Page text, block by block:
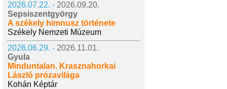
2026.07.22. - 2026.09.20.
Sepsiszentgyörgy
A székely himnusz története
Székely Nemzeti Múzeum
2026.06.29. - 2026.11.01.
Gyula
Minduntalan. Krasznahorkai
László prózavilága
Kohán Képtár